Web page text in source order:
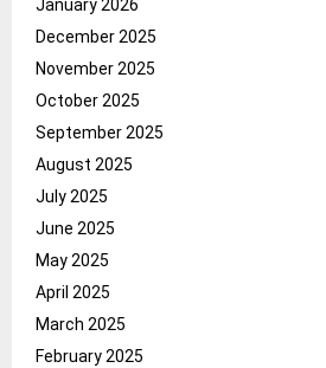
January 2026
December 2025
November 2025
October 2025
September 2025
August 2025
July 2025
June 2025
May 2025
April 2025
March 2025
February 2025